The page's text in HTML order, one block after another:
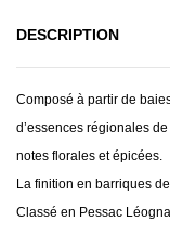
DESCRIPTION
Composé à partir de
d’essences régionales
notes florales et épicées.
La finition en barriques
Classé en Pessac